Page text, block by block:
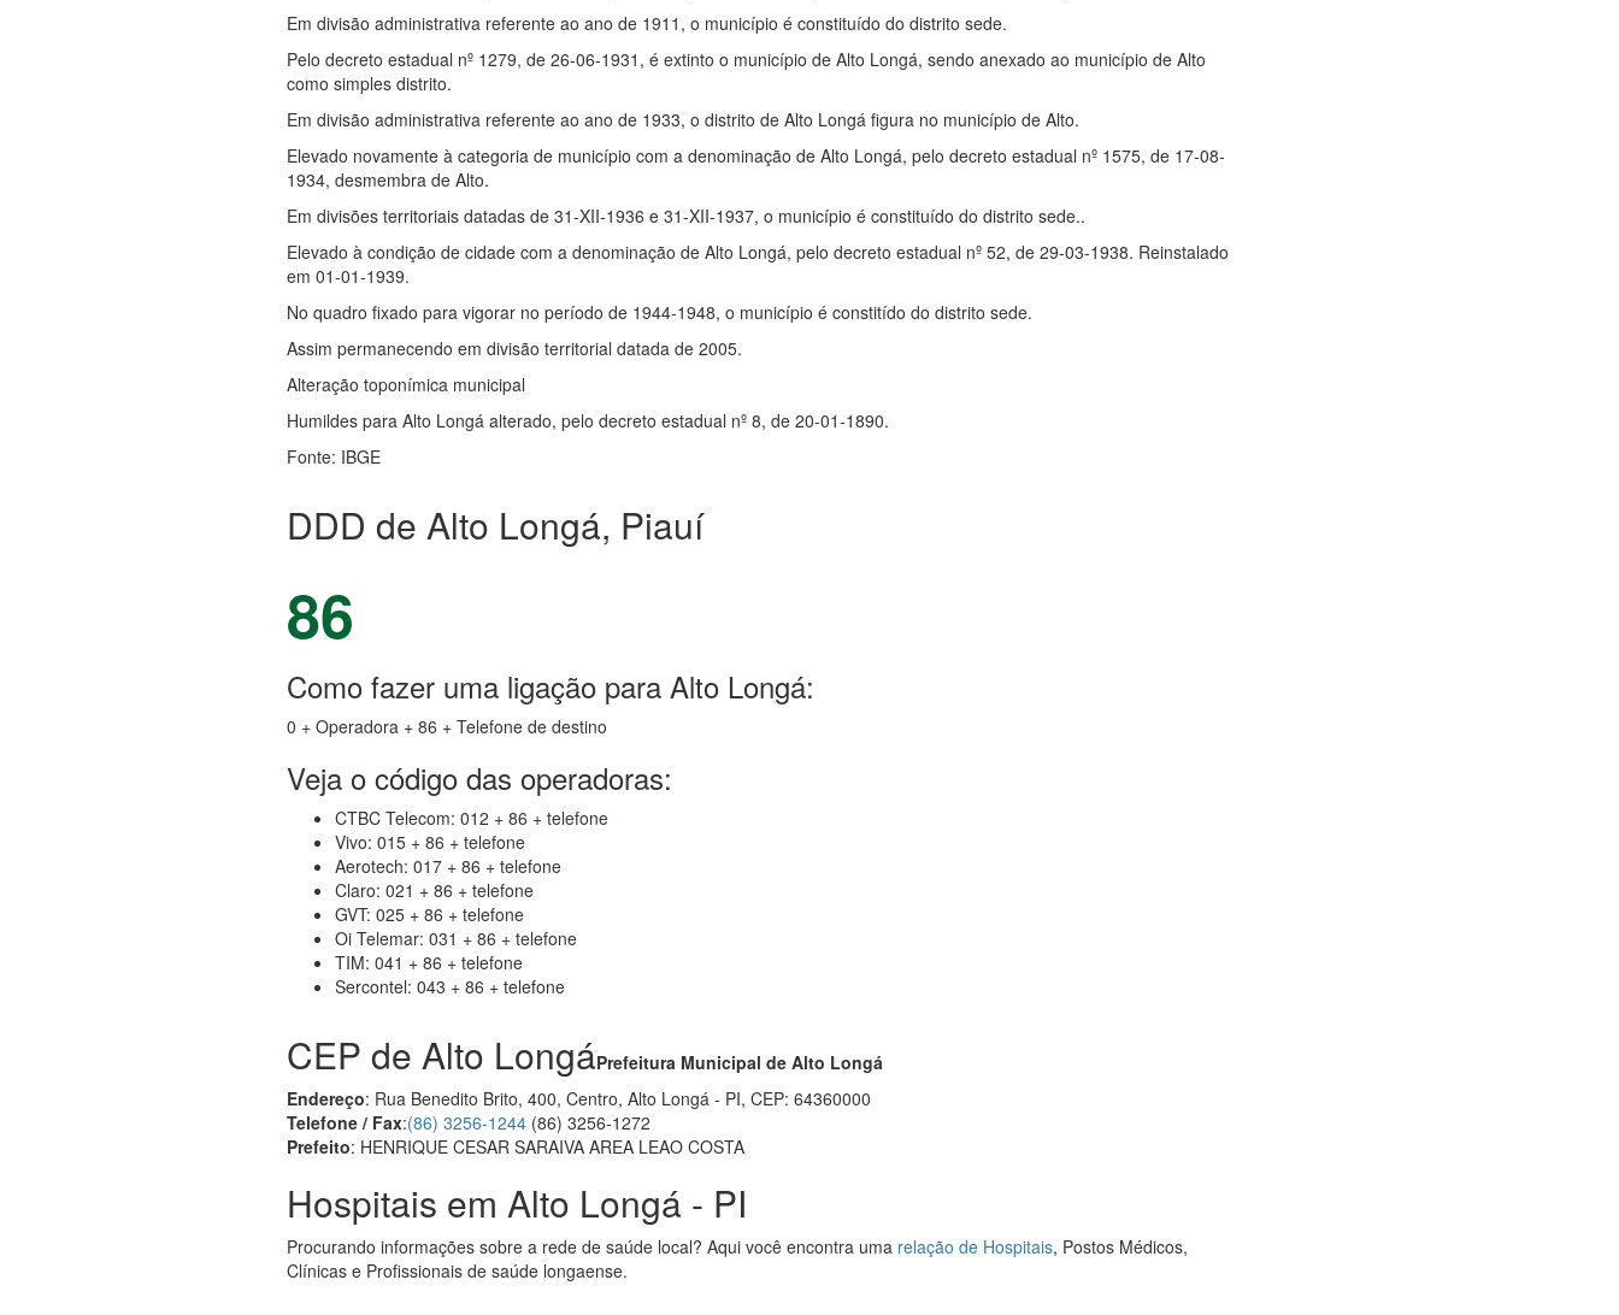
Em divisão administrativa referente ao ano de 1911, o município é constituído do distrito sede.
Pelo decreto estadual nº 1279, de 26-06-1931, é extinto o município de Alto Longá, sendo anexado ao município de Alto
como simples distrito.
Em divisão administrativa referente ao ano de 1933, o distrito de Alto Longá figura no município de Alto.
Elevado novamente à categoria de município com a denominação de Alto Longá, pelo decreto estadual nº 1575, de 17-08-
1934, desmembra de Alto.
Em divisões territoriais datadas de 31-XII-1936 e 31-XII-1937, o município é constituído do distrito sede..
Elevado à condição de cidade com a denominação de Alto Longá, pelo decreto estadual nº 52, de 29-03-1938. Reinstalado
em 01-01-1939.
No quadro fixado para vigorar no período de 1944-1948, o município é constitído do distrito sede.
Assim permanecendo em divisão territorial datada de 2005.
Alteração toponímica municipal
Humildes para Alto Longá alterado, pelo decreto estadual nº 8, de 20-01-1890.
Fonte: IBGE
DDD de Alto Longá, Piauí
86
Como fazer uma ligação para Alto Longá:
0 + Operadora + 86 + Telefone de destino
Veja o código das operadoras:
CTBC Telecom: 012 + 86 + telefone
Vivo: 015 + 86 + telefone
Aerotech: 017 + 86 + telefone
Claro: 021 + 86 + telefone
GVT: 025 + 86 + telefone
Oi Telemar: 031 + 86 + telefone
TIM: 041 + 86 + telefone
Sercontel: 043 + 86 + telefone
CEP de Alto LongáPrefeitura Municipal de Alto Longá
Endereço: Rua Benedito Brito, 400, Centro, Alto Longá - PI, CEP: 64360000
Telefone / Fax:(86) 3256-1244 (86) 3256-1272
Prefeito: HENRIQUE CESAR SARAIVA AREA LEAO COSTA
Hospitais em Alto Longá - PI
Procurando informações sobre a rede de saúde local? Aqui você encontra uma relação de Hospitais, Postos Médicos,
Clínicas e Profissionais de saúde longaense.